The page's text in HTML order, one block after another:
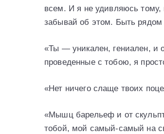
всем. И я не удивляюсь
забывай об этом. Быть
«Ты — уникален, гениален, и
проведенные с тобою, я
«Нет ничего слаще твоих
«Мышц барельеф и от
тобой, мой самый-самый на